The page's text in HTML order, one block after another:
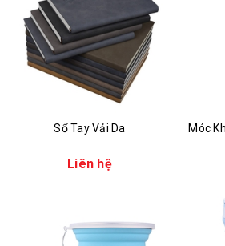
Sổ Tay Vải Da
Liên hệ
Móc